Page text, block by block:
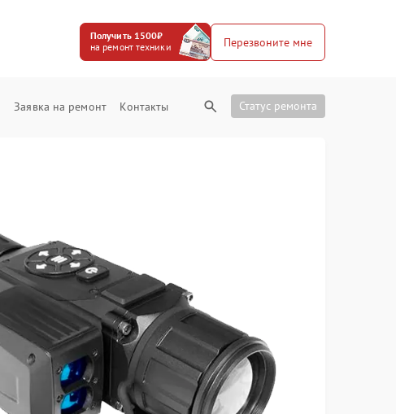
Получить 1500₽
на ремонт техники
Перезвоните мне
Заявка на ремонт Контакты Статус ремонта